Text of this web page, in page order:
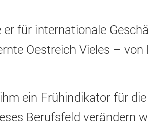
für internationale
Oestreich Vieles – von
ein Frühindikator für die
Berufsfeld verändern